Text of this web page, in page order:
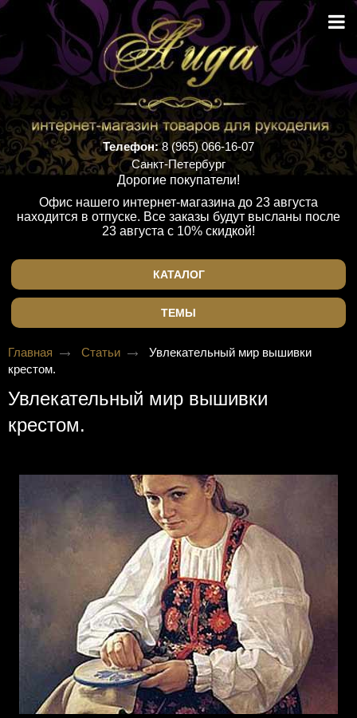
Телефон:8 (965) 066-16-07
Санкт-Петербург
Дорогие покупатели!
Офис нашего интернет-магазина до 23 августа
находится в отпуске. Все заказы будут высланы после
23 августа с 10% скидкой!
КАТАЛОГ
ТЕМЫ
Главная Статьи
Увлекательный мир вышивки
крестом.
Увлекательный мир вышивки
крестом.